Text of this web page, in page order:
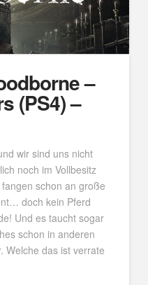
–
(PS4) –
wir sind uns nicht
noch im Vollbesitz
schon an große
doch kein Pferd
Und es taucht sogar
schon in anderen
Welche das ist verrate